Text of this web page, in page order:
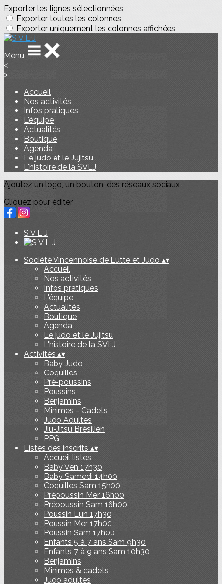
Exporter les lignes sélectionnées
Exporter toutes les colonnes
Exporter uniquement les colonnes affichées
Menu
<
>
Accueil
Nos activités
Infos pratiques
L'équipe
Actualités
Boutique
Agenda
Le judo et le Jujitsu
L'histoire de la SVLJ
Ajoutez un logo, un bouton, des réseaux sociaux
Cliquez pour éditer
S V L J
Société Vincennoise de Lutte et Judo ▴▾
Accueil
Nos activités
Infos pratiques
L'équipe
Actualités
Boutique
Agenda
Le judo et le Jujitsu
L'histoire de la SVLJ
Activités ▴▾
Baby Judo
Coquilles
Pré-poussins
Poussins
Benjamins
Minimes - Cadets
Judo Adultes
Jiu-Jitsu Brésilien
PPG
Listes des inscrits ▴▾
Accueil listes
Baby Ven 17h30
Baby Samedi 14h00
Coquilles Sam 15h00
Prépoussin Mer 16h00
Prépoussin Sam 16h00
Poussin Lun 17h30
Poussin Mer 17h00
Poussin Sam 17h00
Enfants 5 à 7 ans Sam 9h30
Enfants 7 à 9 ans Sam 10h30
Benjamins
Minimes & cadets
Judo adultes